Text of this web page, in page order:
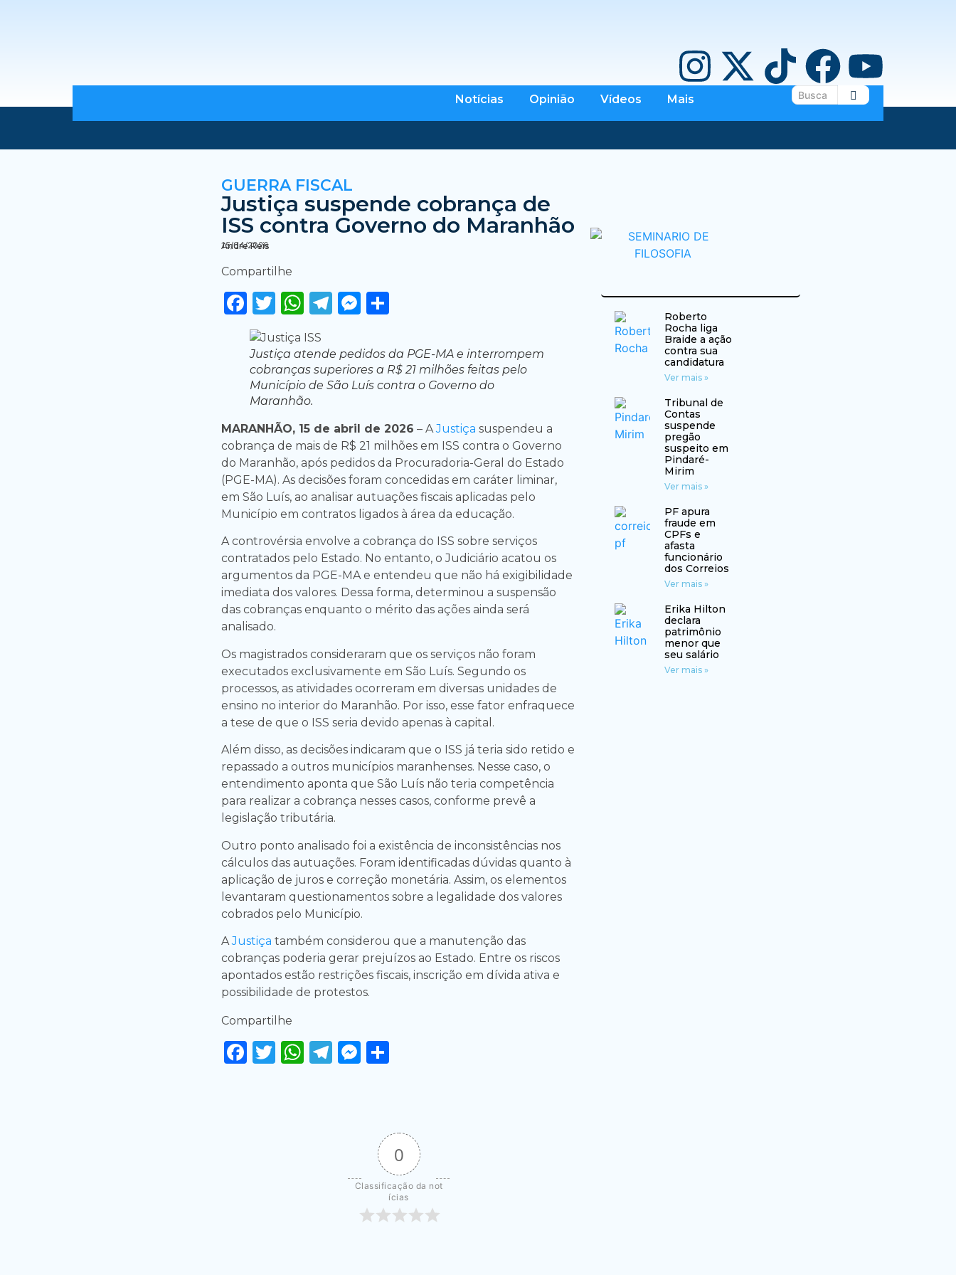
Notícias Opinião Vídeos Mais
GUERRA FISCAL
Justiça suspende cobrança de
ISS contra Governo do Maranhão
Andre Reis
15/04/2026
Compartilhe
Facebook
Twitter
WhatsApp
Telegram
Messenger
Justiça atende pedidos da PGE-MA e interrompem
cobranças superiores a R$ 21 milhões feitas pelo
Município de São Luís contra o Governo do
Maranhão.
MARANHÃO, 15 de abril de 2026 – AJustiça suspendeu a
cobrança de mais de R$ 21 milhões em ISS contra o Governo
do Maranhão, após pedidos da Procuradoria-Geral do Estado
(PGE-MA). As decisões foram concedidas em caráter liminar,
em São Luís, ao analisar autuações fiscais aplicadas pelo
Município em contratos ligados à área da educação.
A controvérsia envolve a cobrança do ISS sobre serviços
contratados pelo Estado. No entanto, o Judiciário acatou os
argumentos da PGE-MA e entendeu que não há exigibilidade
imediata dos valores. Dessa forma, determinou a suspensão
das cobranças enquanto o mérito das ações ainda será
analisado.
Os magistrados consideraram que os serviços não foram
executados exclusivamente em São Luís. Segundo os
processos, as atividades ocorreram em diversas unidades de
ensino no interior do Maranhão. Por isso, esse fator enfraquece
a tese de que o ISS seria devido apenas à capital.
Além disso, as decisões indicaram que o ISS já teria sido retido e
repassado a outros municípios maranhenses. Nesse caso, o
entendimento aponta que São Luís não teria competência
para realizar a cobrança nesses casos, conforme prevê a
legislação tributária.
Outro ponto analisado foi a existência de inconsistências nos
cálculos das autuações. Foram identificadas dúvidas quanto à
aplicação de juros e correção monetária. Assim, os elementos
levantaram questionamentos sobre a legalidade dos valores
cobrados pelo Município.
AJustiça também considerou que a manutenção das
cobranças poderia gerar prejuízos ao Estado. Entre os riscos
apontados estão restrições fiscais, inscrição em dívida ativa e
possibilidade de protestos.
Compartilhe
Facebook
Twitter
WhatsApp
Telegram
Messenger
0
Classificação da not
ícias
Roberto
Rocha liga
Braide a ação
contra sua
candidatura
Ver mais »
Tribunal de
Contas
suspende
pregão
suspeito em
Pindaré-
Mirim
Ver mais »
PF apura
fraude em
CPFs e
afasta
funcionário
dos Correios
Ver mais »
Erika Hilton
declara
patrimônio
menor que
seu salário
Ver mais »